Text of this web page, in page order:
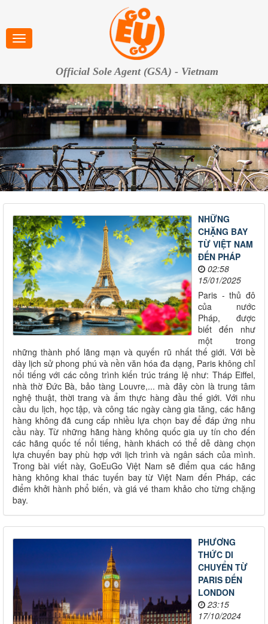
Official Sole Agent (GSA) - Vietnam
NHỮNG
CHẶNG BAY
TỪ VIỆT NAM
ĐẾN PHÁP
02:58
15/01/2025
Paris - thủ đô
của nước
Pháp, được
biết đến như
một trong
những thành phố lãng mạn và quyến rũ nhất thế giới. Với bề
dày lịch sử phong phú và nền văn hóa đa dạng, Paris không chỉ
nổi tiếng với các công trình kiến trúc tráng lệ như: Tháp Eiffel,
nhà thờ Đức Bà, bảo tàng Louvre,... mà đây còn là trung tâm
nghệ thuật, thời trang và ẩm thực hàng đầu thế giới. Với nhu
cầu du lịch, học tập, và công tác ngày càng gia tăng, các hãng
hàng không đã cung cấp nhiều lựa chọn bay để đáp ứng nhu
cầu này. Từ những hãng hàng không quốc gia uy tín cho đến
các hãng quốc tế nổi tiếng, hành khách có thể dễ dàng chọn
lựa chuyến bay phù hợp với lịch trình và ngân sách của mình.
Trong bài viết này, GoEuGo Việt Nam sẽ điểm qua các hãng
hàng không khai thác tuyến bay từ Việt Nam đến Pháp, các
điểm khởi hành phổ biến, và giá vé tham khảo cho từng chặng
bay.
PHƯƠNG
THỨC DI
CHUYỂN TỪ
PARIS ĐẾN
LONDON
23:15
17/10/2024